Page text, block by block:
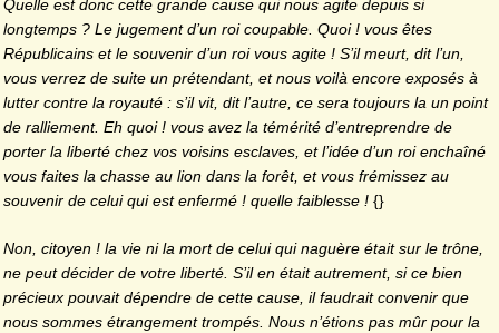
Quelle est donc cette grande cause qui nous agite depuis si
longtemps ? Le jugement d’un roi coupable. Quoi ! vous êtes
Républicains et le souvenir d’un roi vous agite ! S’il meurt, dit l’un,
vous verrez de suite un prétendant, et nous voilà encore exposés à
lutter contre la royauté : s’il vit, dit l’autre, ce sera toujours la un point
de ralliement. Eh quoi ! vous avez la témérité d’entreprendre de
porter la liberté chez vos voisins esclaves, et l’idée d’un roi enchaîné
vous faites la chasse au lion dans la forêt, et vous frémissez au
souvenir de celui qui est enfermé ! quelle faiblesse ! {}
Non, citoyen ! la vie ni la mort de celui qui naguère était sur le trône,
ne peut décider de votre liberté. S’il en était autrement, si ce bien
précieux pouvait dépendre de cette cause, il faudrait convenir que
nous sommes étrangement trompés. Nous n’étions pas mûr pour la